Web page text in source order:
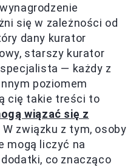
się w zależności od
dany kurator
starszy kurator
— każdy z
poziomem
cię takie treści to
wiązać się z
W związku z tym, osoby
mogą liczyć na
co znacząco